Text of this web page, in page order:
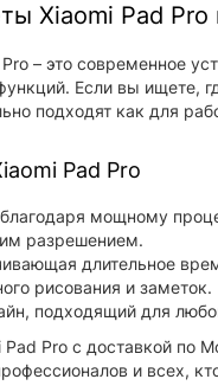
Xiaomi Pad
– это современное
Если вы ищете,
подходят как для
Pad Pro
мощному
разрешением.
длительное
рисования и заметок.
подходящий для
Pro с доставкой по
и всех,